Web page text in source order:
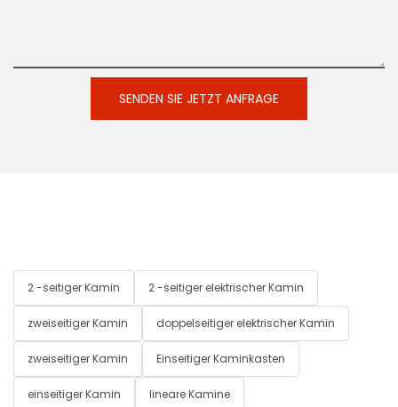
SENDEN SIE JETZT ANFRAGE
2 -seitiger Kamin 2 -seitiger elektrischer Kamin
zweiseitiger Kamin doppelseitiger elektrischer Kamin
zweiseitiger Kamin Einseitiger Kaminkasten
einseitiger Kamin lineare Kamine